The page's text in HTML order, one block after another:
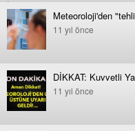
Meteoroloji'den
11 yıl önce
DİKKAT: Kuvvetli
11 yıl önce